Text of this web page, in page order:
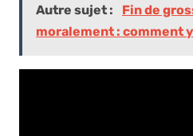
Autre sujet :
Fin de
moralement : comment